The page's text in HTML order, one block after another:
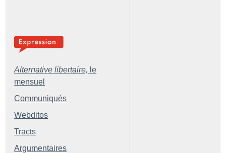
Alternative libertaire, le
mensuel
Communiqués
Webditos
Tracts
Argumentaires